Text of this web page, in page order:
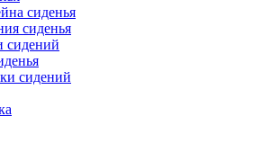
сиденья
сиденья
сидений
сидений